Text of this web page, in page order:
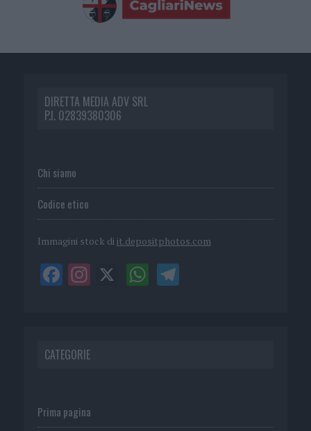
DIRETTA MEDIA ADV SRL
P.I. 02839380306
Chi siamo
Codice etico
Immagini stock di it.depositphotos.com
CATEGORIE
Prima pagina